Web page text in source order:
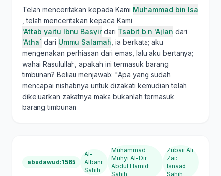
Telah menceritakan kepada Kami Muhammad bin Isa
, telah menceritakan kepada Kami
'Attab yaitu Ibnu Basyirdari Tsabit bin 'Ajlan dari
'Atha` dari Ummu Salamah , ia berkata; aku
mengenakan perhiasan dari emas, lalu aku bertanya;
wahai Rasulullah, apakah ini termasuk barang
timbunan? Beliau menjawab: "Apa yang sudah
mencapai nishabnya untuk dizakati kemudian telah
dikeluarkan zakatnya maka bukanlah termasuk
barang timbunan
abudawud:1565
Al-
Albani:
Sahih
Muhammad
Muhyi Al-Din
Abdul Hamid:
Sahih
Zubair Ali
Zai:
Isnaad
Sahih